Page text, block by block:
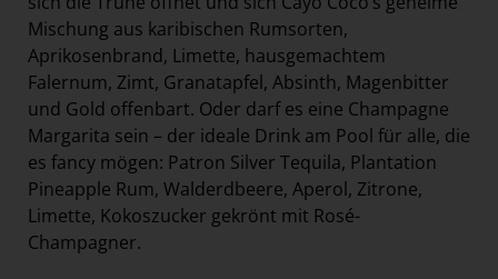
Mischung aus karibischen Rumsorten,
Aprikosenbrand, Limette, hausgemachtem
Falernum, Zimt, Granatapfel, Absinth, Magenbitter
und Gold offenbart. Oder darf es eine Champagne
Margarita sein – der ideale Drink am Pool für alle, die
es fancy mögen: Patron Silver Tequila, Plantation
Pineapple Rum, Walderdbeere, Aperol, Zitrone,
Limette, Kokoszucker gekrönt mit Rosé-
Champagner.